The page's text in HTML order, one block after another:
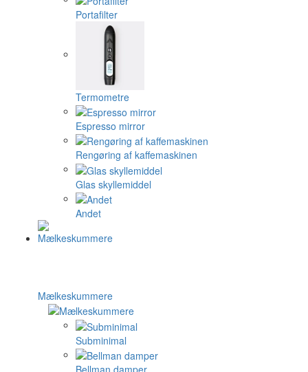
Portafilter
Termometre
Espresso mirror
Rengøring af kaffemaskinen
Glas skyllemiddel
Andet
Mælkeskummere
Subminimal